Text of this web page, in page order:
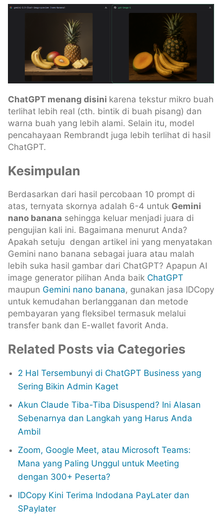
ChatGPT menang disini karena tekstur mikro buah
terlihat lebih real (cth. bintik di buah pisang) dan
warna buah yang lebih alami. Selain itu, model
pencahayaan Rembrandt juga lebih terlihat di hasil
ChatGPT.
Kesimpulan
Berdasarkan dari hasil percobaan 10 prompt di
atas, ternyata skornya adalah 6-4 untuk Gemini
nano banana sehingga keluar menjadi juara di
pengujian kali ini. Bagaimana menurut Anda?
Apakah setuju dengan artikel ini yang menyatakan
Gemini nano banana sebagai juara atau malah
lebih suka hasil gambar dari ChatGPT? Apapun AI
image generator pilihan Anda baik ChatGPT
maupun Gemini nano banana, gunakan jasa IDCopy
untuk kemudahan berlangganan dan metode
pembayaran yang fleksibel termasuk melalui
transfer bank dan E-wallet favorit Anda.
Related Posts via Categories
2 Hal Tersembunyi di ChatGPT Business yang
Sering Bikin Admin Kaget
Akun Claude Tiba-Tiba Disuspend? Ini Alasan
Sebenarnya dan Langkah yang Harus Anda
Ambil
Zoom, Google Meet, atau Microsoft Teams:
Mana yang Paling Unggul untuk Meeting
dengan 300+ Peserta?
IDCopy Kini Terima Indodana PayLater dan
SPaylater